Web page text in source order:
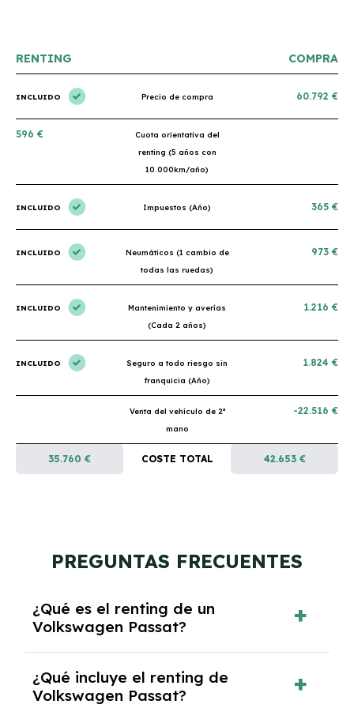
RENTING COMPRA
INCLUIDO Precio de compra 60.792 €
596 €
Cuota orientativa del
renting (5 años con
10.000km/año)
INCLUIDO Impuestos (Año) 365 €
INCLUIDO
Neumáticos (1 cambio de
todas las ruedas)
973 €
INCLUIDO
Mantenimiento y averías
(Cada 2 años)
1.216 €
INCLUIDO
Seguro a todo riesgo sin
franquicia (Año)
1.824 €
Venta del vehículo de 2ª
mano
-22.516 €
35.760 € COSTE TOTAL 42.653 €
PREGUNTAS FRECUENTES
¿Qué es el renting de un
Volkswagen Passat?
contrato de alquiler a largo plazo en el que
pagas una cuota mensual fija por el uso del
¿Qué incluye el renting de
Volkswagen Passat?